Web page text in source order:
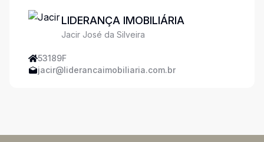
LIDERANÇA IMOBILIÁRIA
Jacir José da Silveira
53189F
jacir@liderancaimobiliaria.com.br